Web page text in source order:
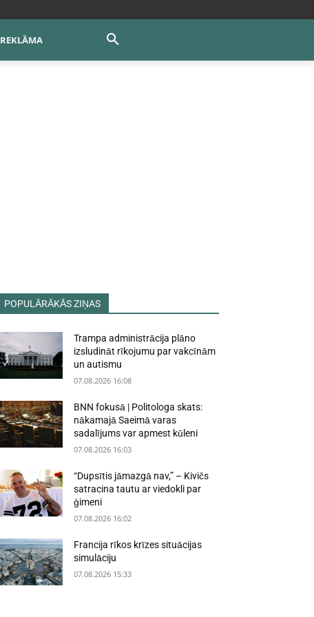
REKLĀMA
POPULĀRĀKĀS ZIŅAS
Trampa administrācija plāno
izsludināt rīkojumu par vakcīnām
un autismu
07.08.2026 16:08
BNN fokusā | Politologa skats:
nākamajā Saeimā varas
sadalījums var apmest kūleni
07.08.2026 16:03
“Dupsītis jāmazgā nav,” – Kivičs
satracina tautu ar viedokli par
ģimeni
07.08.2026 16:02
Francija rīkos krīzes situācijas
simulāciju
07.08.2026 15:33